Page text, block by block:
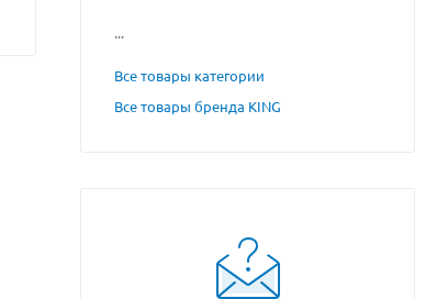
...
Все товары категории
Все товары бренда KING